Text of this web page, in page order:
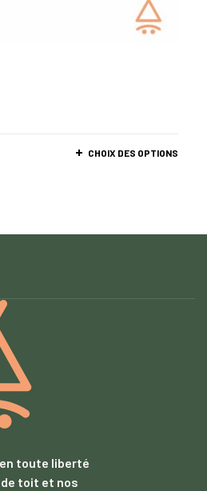
CHOIX DES OPTIONS
toute liberté
toit et nos